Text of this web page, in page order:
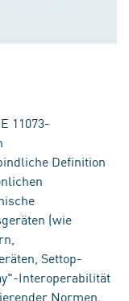
11073-
Definition
(wie
Settop-
Interoperabilität
Normen,